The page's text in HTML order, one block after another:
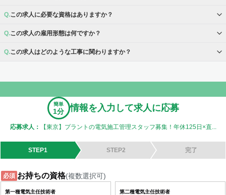
この求人に必要な資格はありますか？
この求人の雇用形態は何ですか？
この求人はどのような工事に関わりますか？
簡単
1分 情報を入力して求人に応募
応募求人： 【東京】プラントの電気施工管理スタッフ募集！年休125日×直...
STEP1 STEP2 完了
必須 お持ちの資格(複数選択可)
第一種電気主任技術者 第二種電気主任技術者